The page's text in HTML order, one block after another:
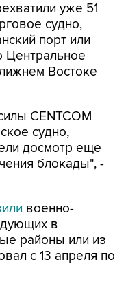
порт или
Востоке
CENTCOM
досмотр еще
блокады", -
районы или из
с 13 апреля по